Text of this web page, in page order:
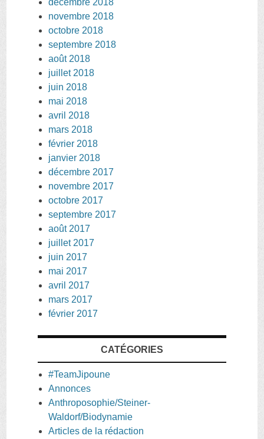
novembre 2018
octobre 2018
septembre 2018
août 2018
juillet 2018
juin 2018
mai 2018
avril 2018
mars 2018
février 2018
janvier 2018
décembre 2017
novembre 2017
octobre 2017
septembre 2017
août 2017
juillet 2017
juin 2017
mai 2017
avril 2017
mars 2017
février 2017
CATÉGORIES
#TeamJipoune
Annonces
Anthroposophie/Steiner-
Waldorf/Biodynamie
Articles de la rédaction